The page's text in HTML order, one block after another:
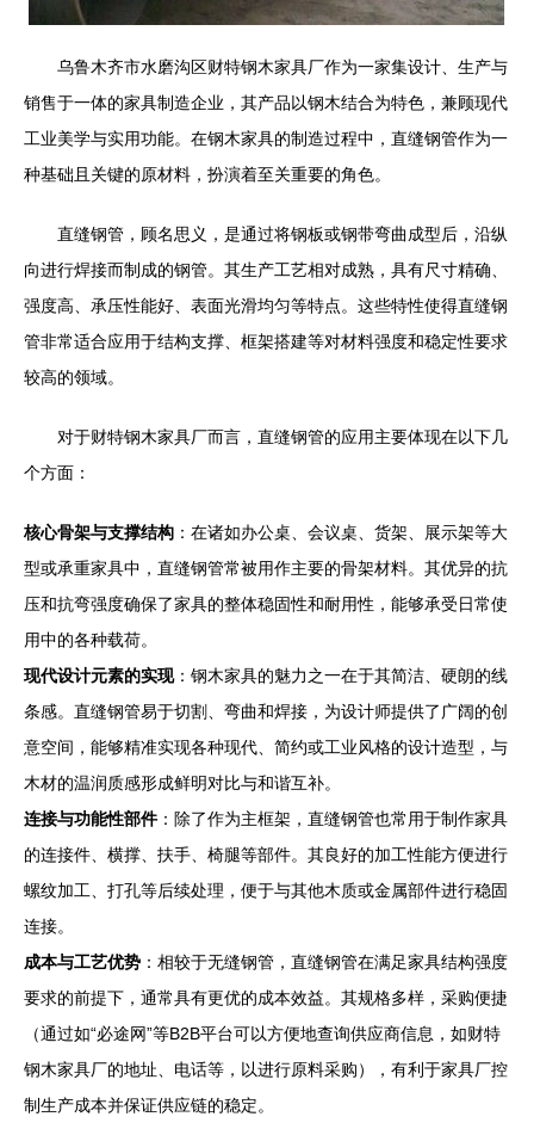
乌鲁木齐市水磨沟区财特钢木家具厂作为一家集设计、生产与
销售于一体的家具制造企业，其产品以钢木结合为特色，兼顾现代
工业美学与实用功能。在钢木家具的制造过程中，直缝钢管作为一
种基础且关键的原材料，扮演着至关重要的角色。
直缝钢管，顾名思义，是通过将钢板或钢带弯曲成型后，沿纵
向进行焊接而制成的钢管。其生产工艺相对成熟，具有尺寸精确、
强度高、承压性能好、表面光滑均匀等特点。这些特性使得直缝钢
管非常适合应用于结构支撑、框架搭建等对材料强度和稳定性要求
较高的领域。
对于财特钢木家具厂而言，直缝钢管的应用主要体现在以下几
个方面：
核心骨架与支撑结构 ：在诸如办公桌、会议桌、货架、展示架等大
型或承重家具中，直缝钢管常被用作主要的骨架材料。其优异的抗
压和抗弯强度确保了家具的整体稳固性和耐用性，能够承受日常使
用中的各种载荷。
现代设计元素的实现：钢木家具的魅力之一在于其简洁、硬朗的线
条感。直缝钢管易于切割、弯曲和焊接，为设计师提供了广阔的创
意空间，能够精准实现各种现代、简约或工业风格的设计造型，与
木材的温润质感形成鲜明对比与和谐互补。
连接与功能性部件：除了作为主框架，直缝钢管也常用于制作家具
的连接件、横撑、扶手、椅腿等部件。其良好的加工性能方便进行
螺纹加工、打孔等后续处理，便于与其他木质或金属部件进行稳固
连接。
成本与工艺优势 ：相较于无缝钢管，直缝钢管在满足家具结构强度
要求的前提下，通常具有更优的成本效益。其规格多样，采购便捷
（通过如“必途网”等B2B平台可以方便地查询供应商信息，如财特
钢木家具厂的地址、电话等，以进行原料采购），有利于家具厂控
制生产成本并保证供应链的稳定。